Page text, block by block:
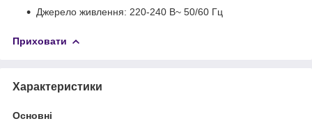
Джерело живлення: 220-240 В~ 50/60 Гц
Приховати
Характеристики
Основні